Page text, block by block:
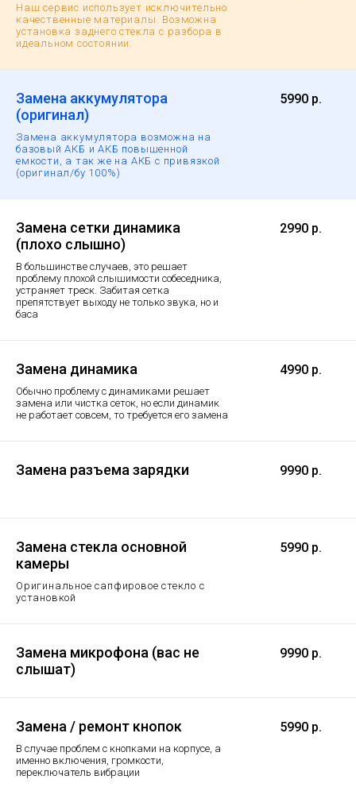
Наш сервис использует исключительно
качественные материалы. Возможна
установка заднего стекла с разбора в
идеальном состоянии.
Замена аккумулятора
(оригинал)
Замена аккумулятора возможна на
базовый АКБ и АКБ повышенной
емкости, а так же на АКБ с привязкой
(оригинал/бу 100%)
5990 р.
Замена сетки динамика
(плохо слышно)
В большинстве случаев, это решает
проблему плохой слышимости собеседника,
устраняет треск. Забитая сетка
препятствует выходу не только звука, но и
баса
2990 р.
Замена динамика
Обычно проблему с динамиками решает
замена или чистка сеток, но если динамик
не работает совсем, то требуется его замена
4990 р.
Замена разъема зарядки 9990 р.
Замена стекла основной
камеры
Оригинальное сапфировое стекло с
установкой
5990 р.
Замена микрофона (вас не
слышат)
9990 р.
Замена / ремонт кнопок
В случае проблем с кнопками на корпусе, а
именно включения, громкости,
переключатель вибрации
5990 р.